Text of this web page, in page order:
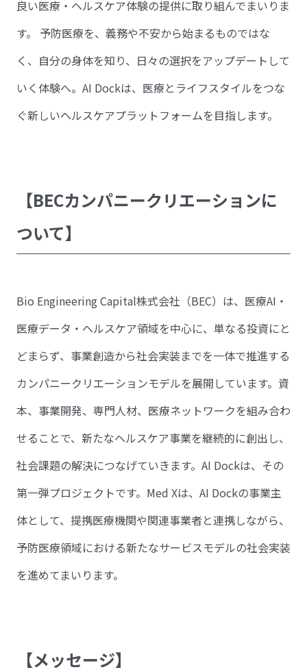
良い医療・ヘルスケア体験の提供に取り組んでまいりま
す。 予防医療を、義務や不安から始まるものではな
く、自分の身体を知り、日々の選択をアップデートして
いく体験へ。AI Dockは、医療とライフスタイルをつな
ぐ新しいヘルスケアプラットフォームを目指します。
【BECカンパニークリエーションに
ついて】
Bio Engineering Capital株式会社（BEC）は、医療AI・
医療データ・ヘルスケア領域を中心に、単なる投資にと
どまらず、事業創造から社会実装までを一体で推進する
カンパニークリエーションモデルを展開しています。資
本、事業開発、専門人材、医療ネットワークを組み合わ
せることで、新たなヘルスケア事業を継続的に創出し、
社会課題の解決につなげていきます。AI Dockは、その
第一弾プロジェクトです。Med Xは、AI Dockの事業主
体として、提携医療機関や関連事業者と連携しながら、
予防医療領域における新たなサービスモデルの社会実装
を進めてまいります。
【メッセージ】